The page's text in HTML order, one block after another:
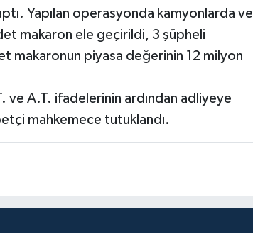
Yapılan operasyonda kamyonlarda ve
makaron ele geçirildi, 3 şüpheli
makaronun piyasa değerinin 12 milyon
ve A.T. ifadelerinin ardından adliyeye
mahkemece tutuklandı.